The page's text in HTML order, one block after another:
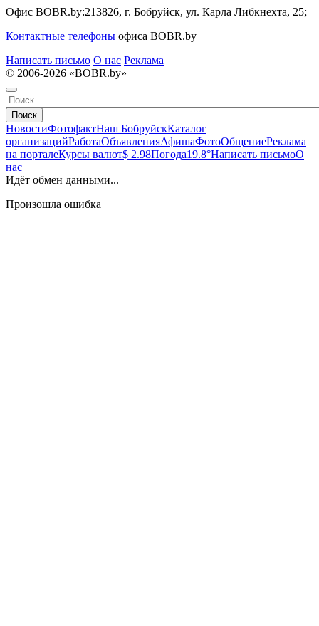
Офис BOBR.by:213826, г. Бобруйск, ул. Карла Либкнехта, 25;
Контактные телефоны офиса BOBR.by
Написать письмо О нас Реклама
© 2006-2026 «BOBR.by»
Поиск
НовостиФотофактНаш БобруйскКаталог
организацийРаботаОбъявленияАфишаФотоОбщениеРеклама
на порталеКурсы валют$ 2.98Погода19.8°Написать письмоО
нас
Идёт обмен данными...
Произошла ошибка